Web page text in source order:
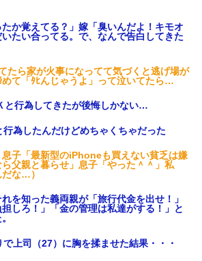
か覚えてる？」嫁「臭いんだよ！キモオ
たい合ってる。で、なんで告白してきた
たら家が火事になってて気づくと逃げ場が
て「ﾀﾋんじゃうよ」って泣いてたら…
と行為してきたが後悔しかない…
為したんだけどめちゃくちゃだった
子「最新型のiPhoneも買えない貧乏は嫌
父親と暮らせ」息子「やった＾＾」私
だな…）
を知った義両親が「旅行代金を出せ！」
担しろ！」「金の管理は私達がする！」と
上司（27）に胸を揉ませた結果・・・